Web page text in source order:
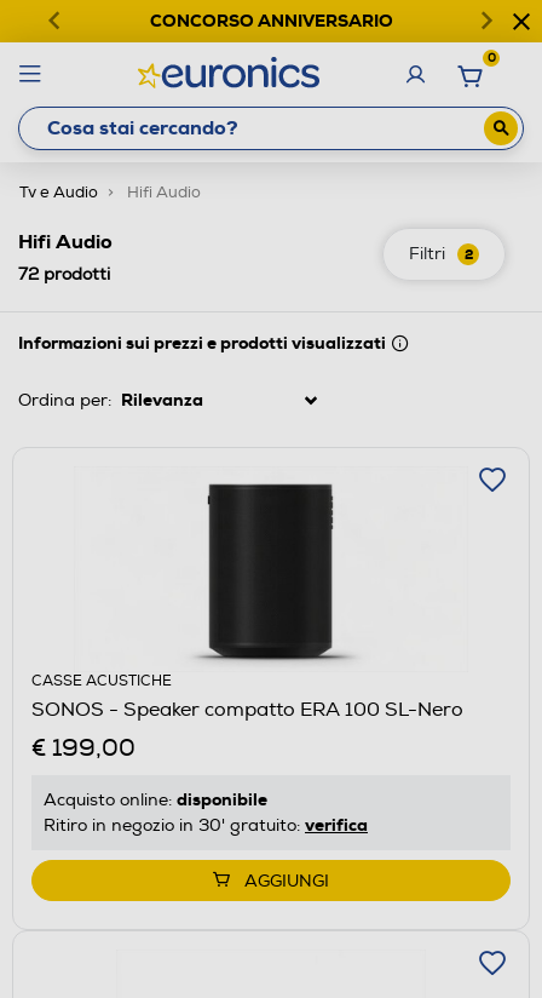
CONCORSO ANNIVERSARIO
0
Tv e Audio Hifi Audio
Filtri 2
Hifi Audio
72prodotti
Informazioni sui prezzi e prodotti visualizzati
Ordina per:
CASSE ACUSTICHE
SONOS - Speaker compatto ERA 100 SL-Nero
€ 199,00
Acquisto online: disponibile
Ritiro in negozio in 30' gratuito: verifica
AGGIUNGI